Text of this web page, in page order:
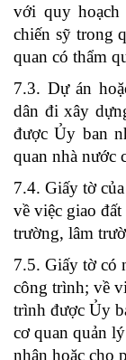
với quy hoạch
chiến sỹ trong
quan có thẩm
7.3. Dự án
dân đi xây
được Ủy ban
quan nhà nước
7.4. Giấy tờ
về việc giao
trường, lâm
7.5. Giấy tờ có
công trình; về
trình được Ủy
cơ quan quản
nhận hoặc cho